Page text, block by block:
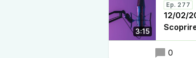
3:15
Ep. 277
12/02/
0